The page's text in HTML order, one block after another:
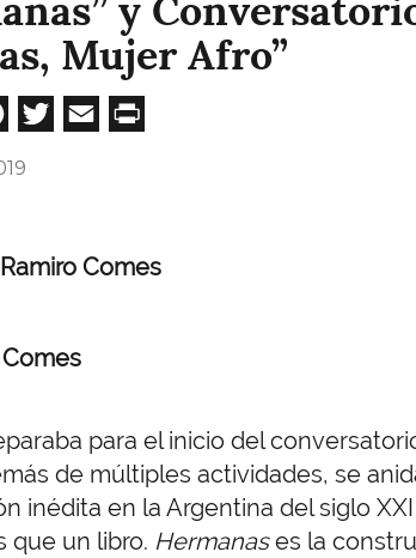
y
Mujer Afro”
Facebook
Twitter
Email
Ramiro Comes
Comes
para el inicio del
de múltiples actividades, se
inédita en la Argentina del siglo
que un libro. Hermanases la